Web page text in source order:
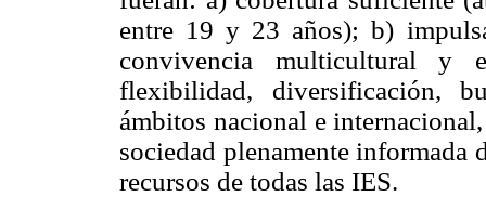
entre 19 y 23 años); b)
convivencia multicultural y
flexibilidad, diversificación,
ámbitos nacional e
sociedad plenamente informada
recursos de todas las IES.